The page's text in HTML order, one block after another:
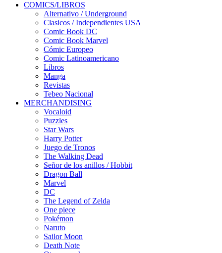
COMICS/LIBROS
Alternativo / Underground
Clasicos / Independientes USA
Comic Book DC
Comic Book Marvel
Cómic Europeo
Comic Latinoamericano
Libros
Manga
Revistas
Tebeo Nacional
MERCHANDISING
Vocaloid
Puzzles
Star Wars
Harry Potter
Juego de Tronos
The Walking Dead
Señor de los anillos / Hobbit
Dragon Ball
Marvel
DC
The Legend of Zelda
One piece
Pokémon
Naruto
Sailor Moon
Death Note